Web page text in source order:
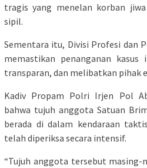
tragis yang menelan korban
sipil.
Sementara itu, Divisi Profesi dan
memastikan penanganan kasus
transparan, dan melibatkan pihak
Kadiv Propam Polri Irjen Pol
bahwa tujuh anggota Satuan
berada di dalam kendaraan
telah diperiksa secara intensif.
“Tujuh anggota tersebut masing-